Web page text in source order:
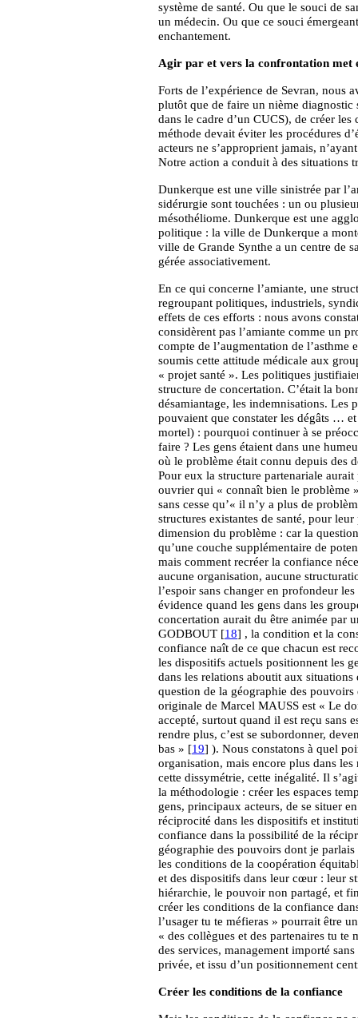
système de santé. Ou que le souci de
un médecin. Ou que ce souci
enchantement.
Agir par et vers la confrontation met
Forts de l’expérience de Sevran, nous
plutôt que de faire un nième diagnostic
dans le cadre d’un CUCS), de créer
méthode devait éviter les procédures
acteurs ne s’approprient jamais,
Notre action a conduit à des situations
Dunkerque est une ville sinistrée par
sidérurgie sont touchées : un ou
mésothéliome. Dunkerque est une
politique : la ville de Dunkerque a
ville de Grande Synthe a un centre de
gérée associativement.
En ce qui concerne l’amiante, une
regroupant politiques, industriels,
effets de ces efforts : nous avons
considèrent pas l’amiante comme un
compte de l’augmentation de l’asthme
soumis cette attitude médicale aux
« projet santé ». Les politiques
structure de concertation. C’était la
désamiantage, les indemnisations. Les
pouvaient que constater les dégâts …
mortel) : pourquoi continuer à se
faire ? Les gens étaient dans une
où le problème était connu depuis des
Pour eux la structure partenariale
ouvrier qui « connaît bien le problème
sans cesse qu’« il n’y a plus de
structures existantes de santé, pour
dimension du problème : car la
qu’une couche supplémentaire de
mais comment recréer la confiance
aucune organisation, aucune
l’espoir sans changer en profondeur
évidence quand les gens dans les
concertation aurait du être animée par
GODBOUT [18] , la condition et la
confiance naît de ce que chacun est
les dispositifs actuels positionnent les
dans les relations aboutit aux
question de la géographie des
originale de Marcel MAUSS est « Le
accepté, surtout quand il est reçu sans
rendre plus, c’est se subordonner,
bas » [19] ). Nous constatons à quel
organisation, mais encore plus dans
cette dissymétrie, cette inégalité. Il
la méthodologie : créer les espaces
gens, principaux acteurs, de se situer
réciprocité dans les dispositifs et
confiance dans la possibilité de la
géographie des pouvoirs dont je
les conditions de la coopération
et des dispositifs dans leur cœur : leur
hiérarchie, le pouvoir non partagé, et
créer les conditions de la confiance
l’usager tu te méfieras » pourrait être
« des collègues et des partenaires tu
des services, management importé
privée, et issu d’un positionnement
Créer les conditions de la confiance